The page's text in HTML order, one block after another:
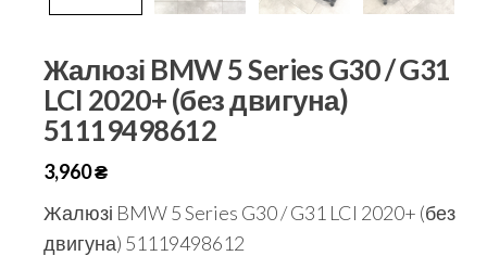
Жалюзі BMW 5 Series G30 / G31
LCI 2020+ (без двигуна)
51119498612
3,960₴
Жалюзі BMW 5 Series G30 / G31 LCI 2020+ (без
двигуна) 51119498612